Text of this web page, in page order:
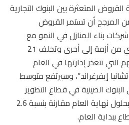
المتعثرة بين البنوك التجارية
ومن المرجح أن تستمر القروض
بناء المنازل في النمو مع
تحول قطاع العقارات الصيني من أزمة إلى أخرى وتخلف 21
التي تتعذر إدارتها في العام
إيفرغراند”، وسيرتفع متوسط
الصينية في قطاع التطوير
العقاري إلى 5.5 في المئة بحلول نهاية العام مقارنة بنسبة 2.6
ببداية العام.